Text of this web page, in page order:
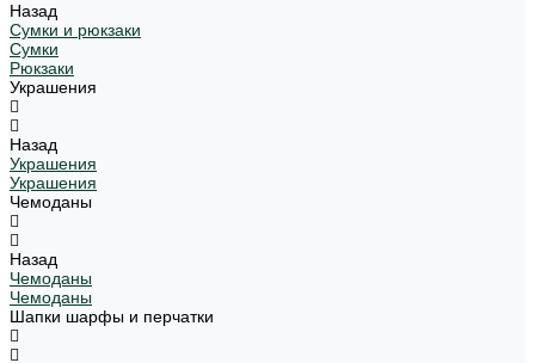
Назад
Сумки и рюкзаки
Сумки
Рюкзаки
Украшения
Назад
Украшения
Украшения
Чемоданы
Назад
Чемоданы
Чемоданы
Шапки шарфы и перчатки